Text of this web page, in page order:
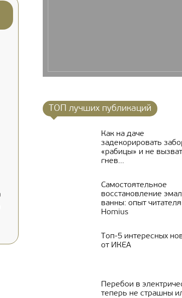
ТОП лучших публикаций
Как на даче
задекорировать
«рабицы» и не
гнев...
Самостоятельное
восстановление
ванны: опыт читателя
Homius
Топ-5 интересных
от ИКЕА
Перебои в
теперь не страшны